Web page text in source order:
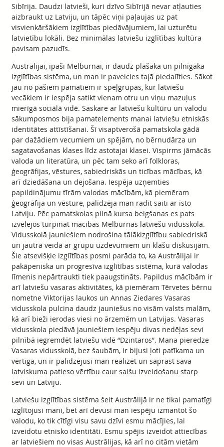
Sibīrija. Daudzi latvieši, kuri dzīvo Sibīrijā nevar atļauties
aizbraukt uz Latviju, un tāpēc viņi paļaujas uz pat
visvienkāršākiem izglītības piedāvājumiem, lai uzturētu
latvietību lokāli. Bez minimālas latviešu izglītības kultūra
pavisam pazudīs.
Austrālijai, īpaši Melburnai, ir daudz plašāka un pilnīgāka
izglītības sistēma, un man ir paveicies tajā piedalīties. Sākot
jau no pašiem pamatiem ir spēļgrupas, kur latviešu
vecākiem ir iespēja satikt vienam otru un viņu mazuļus
mierīgā sociālā vidē. Saskare ar latviešu kultūru un valodu
sākumposmos bija pamatelements manai latviešu etniskās
identitātes attīstīšanai. Šī visaptverošā pamatskola gādā
par dažādiem vecumiem un spējām, no bērnudārza un
sagatavošanas klases līdz astotajai klasei. Vispirms jāmācās
valoda un literatūra, un pēc tam seko arī folkloras,
ģeogrāfijas, vēstures, sabiedriskās un ticības mācības, kā
arī dziedāšana un dejošana. Iespēja uzņemties
papildinājumu tīrām valodas mācībām, kā piemēram
ģeogrāfija un vēsture, palīdzēja man radīt saiti ar īsto
Latviju. Pēc pamatskolas pilnā kursa beigšanas es pats
izvēlējos turpināt mācības Melburnas latviešu vidusskolā.
Vidusskolā jauniešiem nodrošina tālākizglītību sabiedriskā
un jautrā veidā ar grupu uzdevumiem un klašu diskusijām.
Šie atsevišķie izglītības posmi parāda to, ka Austrālijai ir
pakāpeniska un progresīva izglītības sistēma, kurā valodas
līmenis nepārtraukti tiek paaugstināts. Papildus mācībām ir
arī latviešu vasaras aktivitātes, kā piemēram Tērvetes bērnu
nometne Viktorijas laukos un Annas Ziedares Vasaras
vidusskola pulcina daudz jauniešus no visām valsts malām,
kā arī bieži ierodas viesi no ārzemēm un Latvijas. Vasaras
vidusskola piedāvā jauniešiem iespēju divas nedēļas sevi
pilnībā iegremdēt latviešu vidē “Dzintaros”. Mana pieredze
Vasaras vidusskolā, bez šaubām, ir bijusi ļoti patīkama un
vērtīga, un ir palīdzējusi man realizēt un saprast sava
latviskuma patieso vērtību caur saišu izveidošanu starp
sevi un Latviju.
Latviešu izglītības sistēma šeit Austrālijā ir ne tikai pamatīgi
izglītojusi mani, bet arī devusi man iespēju izmantot šo
valodu, ko tik cītīgi visu savu dzīvi esmu mācījies, lai
izveidotu etnisko identitāti. Esmu spējis izveidot attiecības
ar latviešiem no visas Austrālijas, kā arī no citām vietām